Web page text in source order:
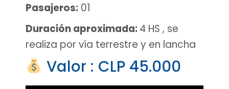
Pasajeros: 01
Duración aproximada:4 HS , se
realiza por vía terrestre y en lancha
Valor : CLP 45.000